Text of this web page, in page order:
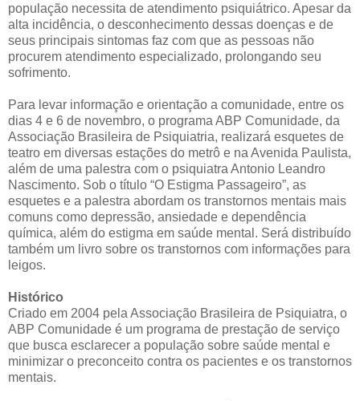
população necessita de atendimento psiquiátrico. Apesar da
alta incidência, o desconhecimento dessas doenças e de
seus principais sintomas faz com que as pessoas não
procurem atendimento especializado, prolongando seu
sofrimento.
Para levar informação e orientação a comunidade, entre os
dias 4 e 6 de novembro, o programa ABP Comunidade, da
Associação Brasileira de Psiquiatria, realizará esquetes de
teatro em diversas estações do metrô e na Avenida Paulista,
além de uma palestra com o psiquiatra Antonio Leandro
Nascimento. Sob o título “O Estigma Passageiro”, as
esquetes e a palestra abordam os transtornos mentais mais
comuns como depressão, ansiedade e dependência
química, além do estigma em saúde mental. Será distribuído
também um livro sobre os transtornos com informações para
leigos.
Histórico
Criado em 2004 pela Associação Brasileira de Psiquiatra, o
ABP Comunidade é um programa de prestação de serviço
que busca esclarecer a população sobre saúde mental e
minimizar o preconceito contra os pacientes e os transtornos
mentais.